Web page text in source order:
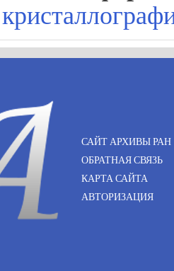
САЙТ АРХИВЫ РАН
ОБРАТНАЯ СВЯЗЬ
КАРТА САЙТА
АВТОРИЗАЦИЯ